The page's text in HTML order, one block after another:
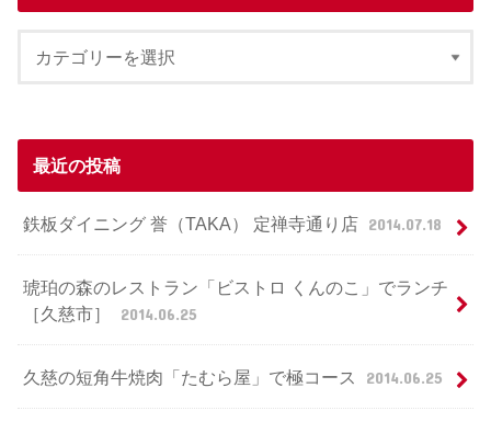
最近の投稿
鉄板ダイニング 誉（TAKA） 定禅寺通り店 2014.07.18
琥珀の森のレストラン「ビストロ くんのこ」でランチ
［久慈市］
2014.06.25
久慈の短角牛焼肉「たむら屋」で極コース 2014.06.25